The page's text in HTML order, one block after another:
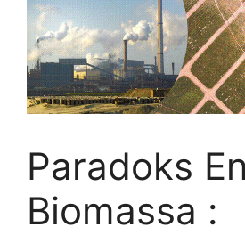
Paradoks
Biomassa :